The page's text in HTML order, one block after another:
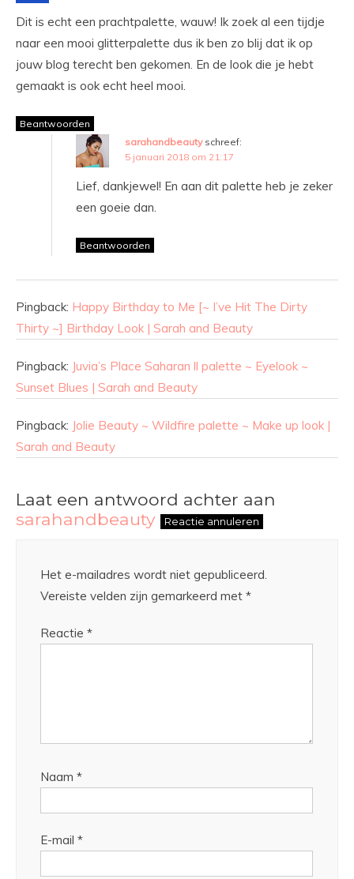
Dit is echt een prachtpalette, wauw! Ik zoek al een tijdje
naar een mooi glitterpalette dus ik ben zo blij dat ik op
jouw blog terecht ben gekomen. En de look die je hebt
gemaakt is ook echt heel mooi.
Beantwoorden
sarahandbeauty schreef:
5 januari 2018 om 21:17
Lief, dankjewel! En aan dit palette heb je zeker
een goeie dan.
Beantwoorden
Pingback: Happy Birthday to Me [~ I’ve Hit The Dirty
Thirty ~] Birthday Look | Sarah and Beauty
Pingback: Juvia’s Place Saharan ll palette ~ Eyelook ~
Sunset Blues | Sarah and Beauty
Pingback: Jolie Beauty ~ Wildfire palette ~ Make up look |
Sarah and Beauty
Laat een antwoord achter aan
sarahandbeauty
Reactie annuleren
Het e-mailadres wordt niet gepubliceerd.
Vereiste velden zijn gemarkeerd met *
Reactie *
Naam *
E-mail *